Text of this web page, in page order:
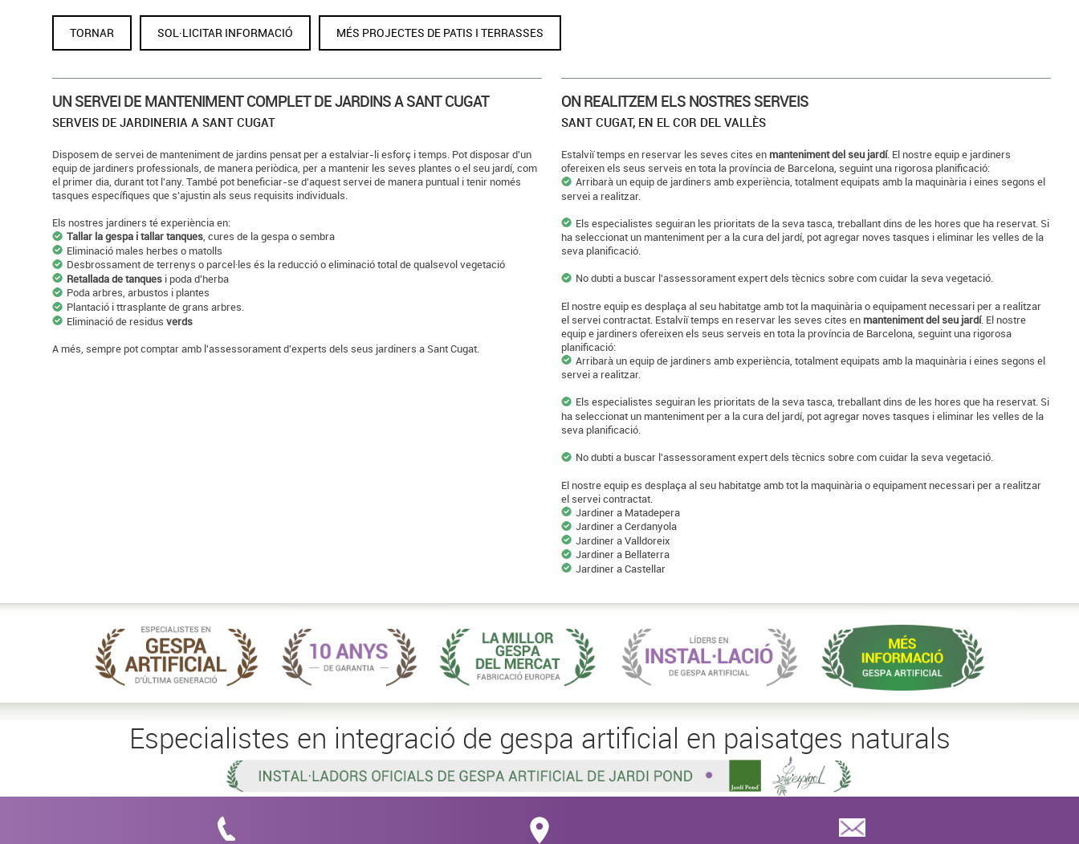
TORNAR SOL·LICITAR INFORMACIÓ MÉS PROJECTES DE PATIS I TERRASSES
UN SERVEI DE MANTENIMENT COMPLET DE JARDINS A SANT CUGAT
SERVEIS DE JARDINERIA A SANT CUGAT
Disposem de servei de manteniment de jardins pensat per a estalviar-li esforç i temps. Pot disposar d'un
equip de jardiners professionals, de manera periòdica, per a mantenir les seves plantes o el seu jardí, com
el primer dia, durant tot l'any. També pot beneficiar-se d'aquest servei de manera puntual i tenir només
tasques específiques que s'ajustin als seus requisits individuals.
Els nostres jardiners té experiència en:
Tallar la gespa i tallar tanques, cures de la gespa o sembra
Eliminació males herbes o matolls
Desbrossament de terrenys o parcel·les és la reducció o eliminació total de qualsevol vegetació
Retallada de tanquesi poda d'herba
Poda arbres, arbustos i plantes
Plantació i ttrasplante de grans arbres.
Eliminació de residus verds
A més, sempre pot comptar amb l'assessorament d'experts dels seus jardiners a Sant Cugat.
ON REALITZEM ELS NOSTRES SERVEIS
SANT CUGAT, EN EL COR DEL VALLÈS
Estalviï temps en reservar les seves cites en manteniment del seu jardí. El nostre equip e jardiners
ofereixen els seus serveis en tota la província de Barcelona, seguint una rigorosa planificació:
Arribarà un equip de jardiners amb experiència, totalment equipats amb la maquinària i eines segons el
servei a realitzar.
Els especialistes seguiran les prioritats de la seva tasca, treballant dins de les hores que ha reservat. Si
ha seleccionat un manteniment per a la cura del jardí, pot agregar noves tasques i eliminar les velles de la
seva planificació.
No dubti a buscar l'assessorament expert dels tècnics sobre com cuidar la seva vegetació.
El nostre equip es desplaça al seu habitatge amb tot la maquinària o equipament necessari per a realitzar
el servei contractat. Estalviï temps en reservar les seves cites en manteniment del seu jardí. El nostre
equip e jardiners ofereixen els seus serveis en tota la província de Barcelona, seguint una rigorosa
planificació:
Arribarà un equip de jardiners amb experiència, totalment equipats amb la maquinària i eines segons el
servei a realitzar.
Els especialistes seguiran les prioritats de la seva tasca, treballant dins de les hores que ha reservat. Si
ha seleccionat un manteniment per a la cura del jardí, pot agregar noves tasques i eliminar les velles de la
seva planificació.
No dubti a buscar l'assessorament expert dels tècnics sobre com cuidar la seva vegetació.
El nostre equip es desplaça al seu habitatge amb tot la maquinària o equipament necessari per a realitzar
el servei contractat.
Jardiner a Matadepera
Jardiner a Cerdanyola
Jardiner a Valldoreix
Jardiner a Bellaterra
Jardiner a Castellar
Especialistes en integració de gespa artificial en paisatges naturals